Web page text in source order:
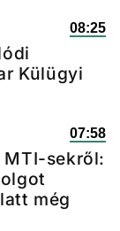
08:25
Külügyi
07:58
sekről:
még